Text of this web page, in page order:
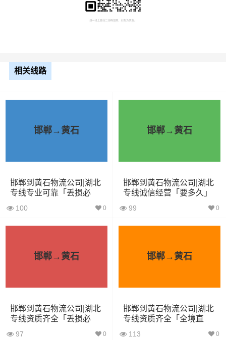
装载体积 装载重量
4.2米货车
9.6米货车 58立方 18吨 9.6×2.4×2.5
13米货车 80立方 33吨 13×2.4×2.8
17.5米货车 130立方 33吨 17.5×3×2.8
1、包裹丢失或损坏：不靠谱的物流公司可能会在运输过程
中丢失或损坏你的包裹，导致你的物品无法送达或受到损
相关线路
邯郸→黄石
邯郸到黄石物流公司|湖北
专线专业可靠「丢损必
100 0
邯郸→黄石
邯郸到黄石物流公司|湖北
专线诚信经营「要多久」
99 0
邯郸→黄石
邯郸到黄石物流公司|湖北
专线资质齐全「丢损必
97 0
邯郸→黄石
邯郸到黄石物流公司|湖北
专线资质齐全「全境直
113 0